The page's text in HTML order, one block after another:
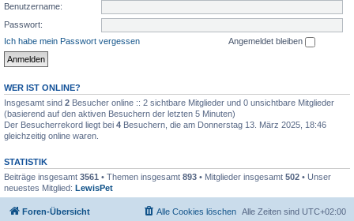
Benutzername:
Passwort:
Ich habe mein Passwort vergessen
Angemeldet bleiben
WER IST ONLINE?
Insgesamt sind 2 Besucher online :: 2 sichtbare Mitglieder und 0 unsichtbare Mitglieder
(basierend auf den aktiven Besuchern der letzten 5 Minuten)
Der Besucherrekord liegt bei 4 Besuchern, die am Donnerstag 13. März 2025, 18:46
gleichzeitig online waren.
STATISTIK
Beiträge insgesamt 3561 • Themen insgesamt 893 • Mitglieder insgesamt 502 • Unser
neuestes Mitglied: LewisPet
Foren-Übersicht Alle Zeiten sind UTC+02:00
Alle Cookies löschen